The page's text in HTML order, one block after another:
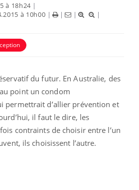
à 18h24 |
à 10h00 | | |
|
du futur. En Australie, des
point un condom
permettrait d’allier prévention et
il faut le dire, les
contraints de choisir entre l’un
ils choisissent l’autre.